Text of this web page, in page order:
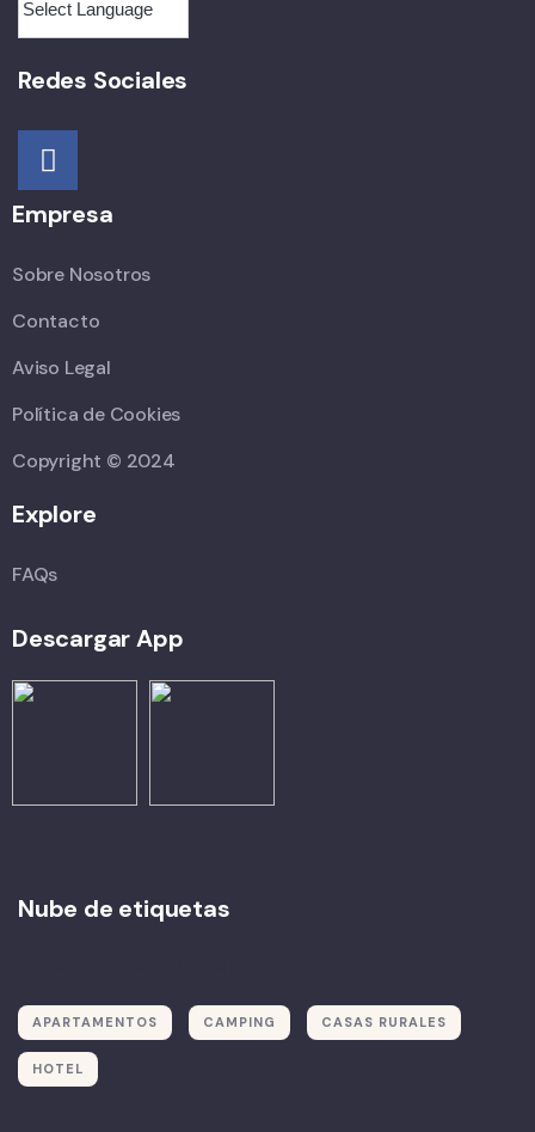
Redes Sociales
Empresa
Sobre Nosotros
Contacto
Aviso Legal
Política de Cookies
Copyright © 2024
Explore
FAQs
Descargar App
Nube de etiquetas
APARTAMENTOS CAMPING CASAS RURALES
HOTEL